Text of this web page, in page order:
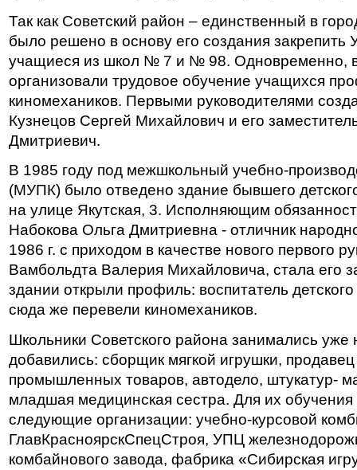
Так как Советский район – единственный в
было решено в основу его создания закрепить
учащиеся из школ № 7 и № 98. Одновременно,
организовали трудовое обучение учащихся
киномехаников. Первыми руководителями
Кузнецов Сергей Михайлович и его
Дмитриевич.
В 1985 году под межшкольный учебно-
(МУПК) было отведено здание бывшего
на улице Якутская, 3. Исполняющим
Набокова Ольга Дмитриевна - отличник
1986 г. с приходом в качестве нового первого
Вамбольдта Валерия Михайловича, стала его
здании открыли профиль: воспитатель
сюда же перевели киномехаников.
Школьники Советского района занимались
добавились: сборщик мягкой игрушки,
промышленных товаров, автодело, штукатур-
младшая медицинская сестра. Для их
следующие организации: учебно-курсовой
ГлавКрасноярскСпецСтроя, УПЦ
комбайнового завода, фабрика «Сибирская